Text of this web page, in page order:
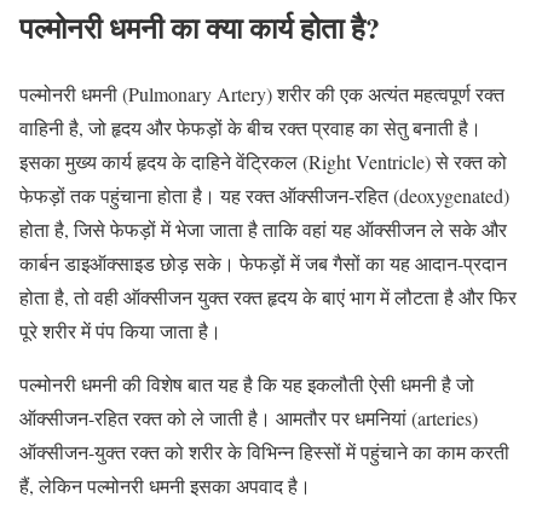
पल्मोनरी धमनी का क्या कार्य होता है?
पल्मोनरी धमनी (Pulmonary Artery) शरीर की एक अत्यंत महत्वपूर्ण रक्त
वाहिनी है, जो हृदय और फेफड़ों के बीच रक्त प्रवाह का सेतु बनाती है।
इसका मुख्य कार्य हृदय के दाहिने वेंट्रिकल (Right Ventricle) से रक्त को
फेफड़ों तक पहुंचाना होता है। यह रक्त ऑक्सीजन-रहित (deoxygenated)
होता है, जिसे फेफड़ों में भेजा जाता है ताकि वहां यह ऑक्सीजन ले सके और
कार्बन डाइऑक्साइड छोड़ सके। फेफड़ों में जब गैसों का यह आदान-प्रदान
होता है, तो वही ऑक्सीजन युक्त रक्त हृदय के बाएं भाग में लौटता है और फिर
पूरे शरीर में पंप किया जाता है।
पल्मोनरी धमनी की विशेष बात यह है कि यह इकलौती ऐसी धमनी है जो
ऑक्सीजन-रहित रक्त को ले जाती है। आमतौर पर धमनियां (arteries)
ऑक्सीजन-युक्त रक्त को शरीर के विभिन्न हिस्सों में पहुंचाने का काम करती
हैं, लेकिन पल्मोनरी धमनी इसका अपवाद है।